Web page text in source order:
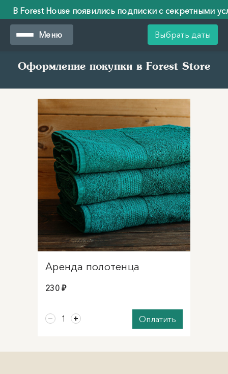
В Forest House появились подписки с секретными
В Forest House появились подписки с секретными
Выбрать даты
Меню
Оформление покупки в Forest Store
Аренда полотенца
230 ₽
Оплатить